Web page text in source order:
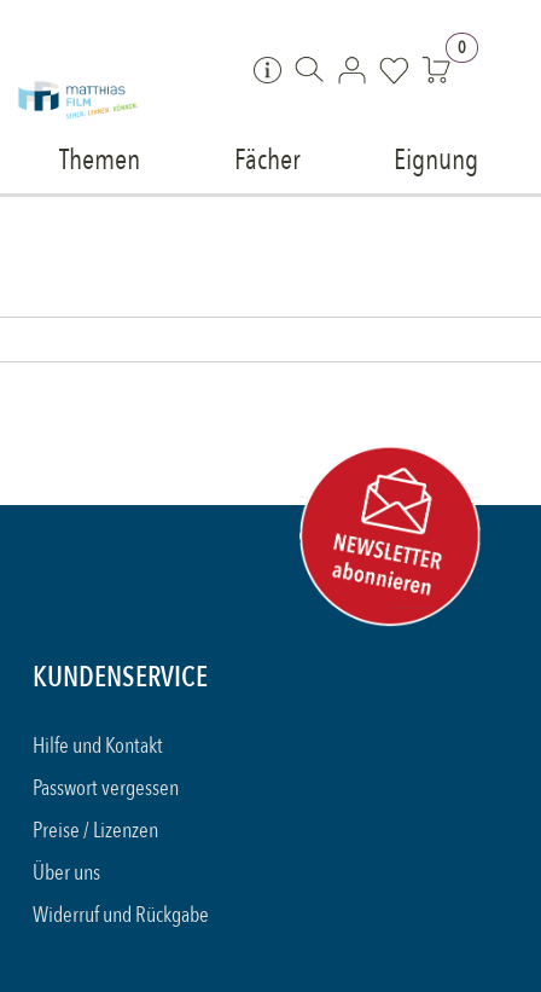
0
Themen Fächer Eignung
KUNDENSERVICE
Hilfe und Kontakt
Passwort vergessen
Preise / Lizenzen
Über uns
Widerruf und Rückgabe